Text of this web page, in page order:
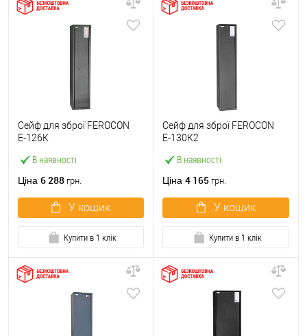
В наявності
Сейф для зброї FEROCON
Е-126К
Ціна 6 288 грн.
У кошик
Купити в 1 клік
В наявності
Сейф для зброї FEROCON
Е-130К2
Ціна 4 165 грн.
У кошик
Купити в 1 клік